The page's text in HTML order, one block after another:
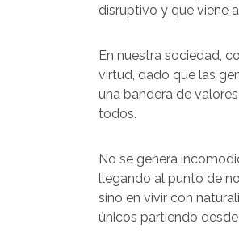
disruptivo y que viene
En nuestra sociedad,
virtud, dado que las
una bandera de
todos.
No se genera
llegando al punto de
sino en vivir con
únicos partiendo